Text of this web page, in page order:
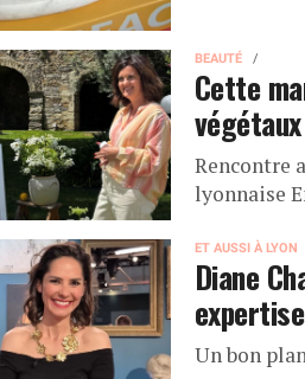
BEAUTÉ
Cette
Rencontre
lyonnaise
ET AUSSI À LYON
Diane
Un bon